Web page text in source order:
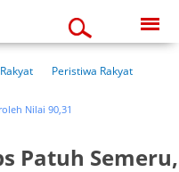
04:50:29 am
Peristiwa Rakyat
Nilai 90,31
Patuh Semeru,